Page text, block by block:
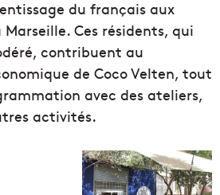
du français aux
Marseille. Ces résidents, qui
contribuent au
de Coco Velten, tout
avec des ateliers,
activités.